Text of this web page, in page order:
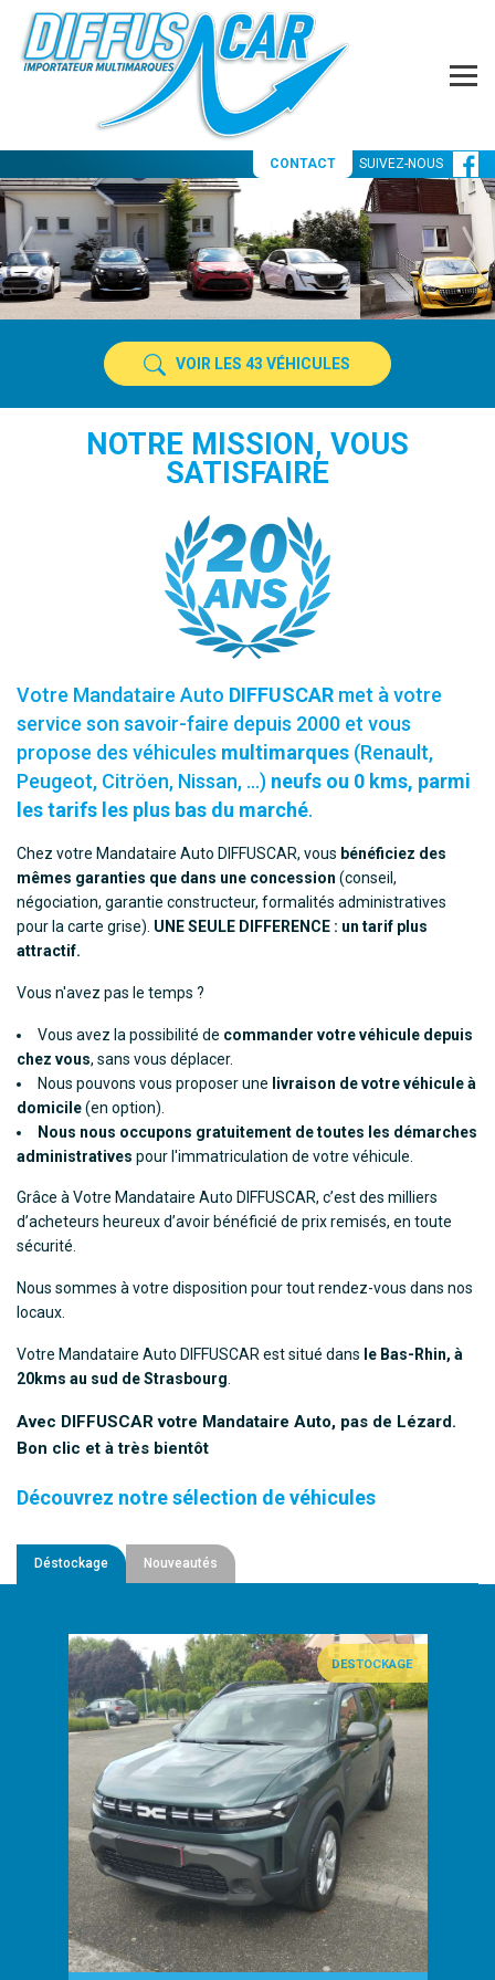
CONTACT SUIVEZ-NOUS
VOIR LES 43 VÉHICULES
NOTRE MISSION, VOUS
SATISFAIRE
Votre Mandataire Auto DIFFUSCAR met à votre
service son savoir-faire depuis 2000 et vous
propose des véhicules multimarques (Renault,
Peugeot, Citröen, Nissan, …) neufs ou 0 kms, parmi
les tarifs les plus bas du marché.
Chez votre Mandataire Auto DIFFUSCAR, vous bénéficiez des
mêmes garanties que dans une concession (conseil,
négociation, garantie constructeur, formalités administratives
pour la carte grise). UNE SEULE DIFFERENCE : un tarif plus
attractif.
Vous n'avez pas le temps ?
Vous avez la possibilité de commander votre véhicule depuis
chez vous, sans vous déplacer.
Nous pouvons vous proposer une livraison de votre véhicule à
domicile(en option).
Nous nous occupons gratuitement de toutes les démarches
administratives pour l'immatriculation de votre véhicule.
Grâce à Votre Mandataire Auto DIFFUSCAR, c’est des milliers
d’acheteurs heureux d’avoir bénéficié de prix remisés, en toute
sécurité.
Nous sommes à votre disposition pour tout rendez-vous dans nos
locaux.
Votre Mandataire Auto DIFFUSCAR est situé dans le Bas-Rhin, à
20kms au sud de Strasbourg
Avec DIFFUSCAR votre Mandataire Auto, pas de Lézard.
Bon clic et à très bientôt
Découvrez notre sélection de véhicules
Déstockage Nouveautés
DESTOCKAGE